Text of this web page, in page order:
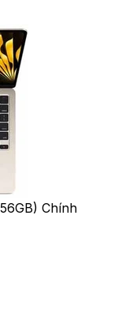
Chính